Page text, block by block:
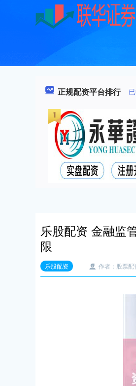
正规配资平台排行
乐股配资 金融监
限
乐股配资 作者：股票配